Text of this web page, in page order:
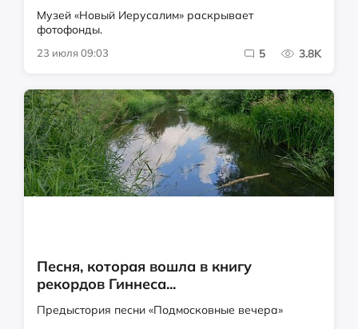
Музей «Новый Иерусалим» раскрывает
фотофонды.
23 июля 09:03 5 3.8K
Песня, которая вошла в книгу
рекордов Гиннеса...
Предыстория песни «Подмосковные вечера»